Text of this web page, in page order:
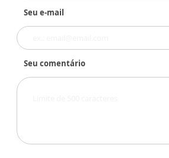
Seu e-mail
Seu comentário